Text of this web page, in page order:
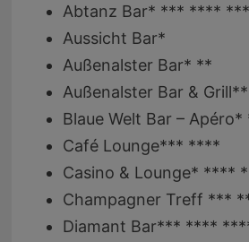
Abtanz Bar* *** ****
Aussicht Bar*
Außenalster Bar* **
Außenalster Bar &
Blaue Welt Bar – Apéro*
Café Lounge*** ****
Casino & Lounge* ****
Champagner Treff ***
Diamant Bar*** ****